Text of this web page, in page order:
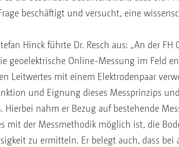
beschäftigt und versucht, eine
Hinck führte Dr. Resch aus: „An der FH
geoelektrische Online-Messung im Feld
Leitwertes mit einem Elektrodenpaar
und Eignung dieses Messprinzips
Hierbei nahm er Bezug auf bestehende
mit der Messmethodik möglich ist, die
zu ermitteln. Er belegt auch, dass